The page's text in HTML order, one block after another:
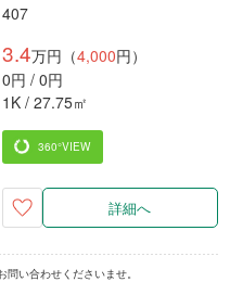
407
3.4万円（4,000円）
0円 / 0円
1K / 27.75㎡
360°VIEW
詳細へ
い合わせくださいませ。